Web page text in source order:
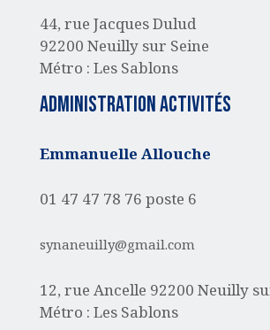
44, rue Jacques Dulud
92200 Neuilly sur Seine
Métro : Les Sablons
administration activités
Emmanuelle Allouche
01 47 47 78 76 poste 6
synaneuilly@gmail.com
12, rue Ancelle 92200 Neuilly
Métro : Les Sablons